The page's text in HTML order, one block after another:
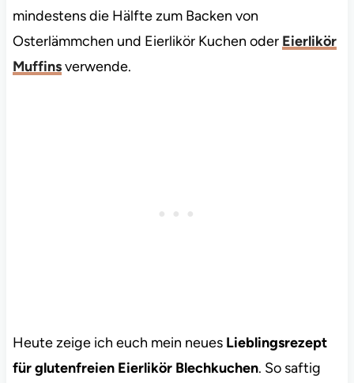
mindestens die Hälfte zum Backen von
Osterlämmchen und Eierlikör Kuchen oder Eierlikör
Muffinsverwende.
Heute zeige ich euch mein neues Lieblingsrezept
für glutenfreien Eierlikör Blechkuchen. So saftig